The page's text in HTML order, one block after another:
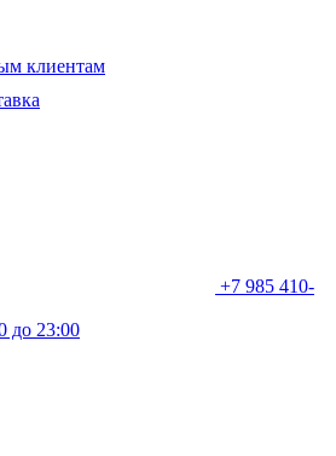
клиентам
+7 985 410-
до 23:00